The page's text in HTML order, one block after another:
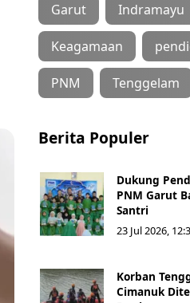
Garut Indramayu
Keagamaan
PNM Tenggelam
Berita Populer
Dukung
PNM Garut
Santri
23 Jul 2026,
Korban
Cimanuk